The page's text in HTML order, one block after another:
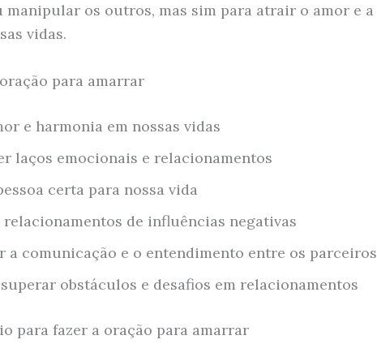
os outros, mas sim para atrair o amor e a
vidas.
para amarrar
e harmonia em nossas vidas
laços emocionais e relacionamentos
certa para nossa vida
de influências negativas
a comunicação e o entendimento entre os parceiros
obstáculos e desafios em relacionamentos
para fazer a oração para amarrar